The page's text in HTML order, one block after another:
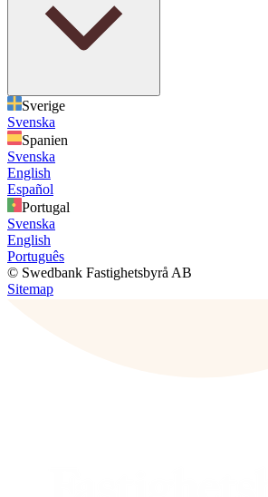
Sverige
Svenska
Spanien
Svenska
English
Español
Portugal
Svenska
English
Português
© Swedbank Fastighetsbyrå AB
Sitemap